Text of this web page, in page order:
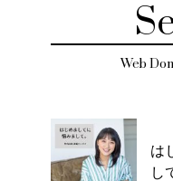
Web
は
し